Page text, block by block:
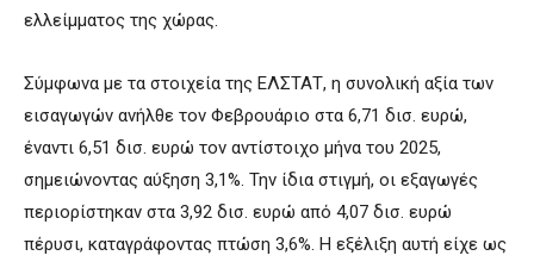
ελλείμματος της χώρας.
Σύμφωνα με τα στοιχεία της ΕΛΣΤΑΤ, η συνολική αξία των
εισαγωγών ανήλθε τον Φεβρουάριο στα 6,71 δισ. ευρώ,
έναντι 6,51 δισ. ευρώ τον αντίστοιχο μήνα του 2025,
σημειώνοντας αύξηση 3,1%. Την ίδια στιγμή, οι εξαγωγές
περιορίστηκαν στα 3,92 δισ. ευρώ από 4,07 δισ. ευρώ
πέρυσι, καταγράφοντας πτώση 3,6%. Η εξέλιξη αυτή είχε ως